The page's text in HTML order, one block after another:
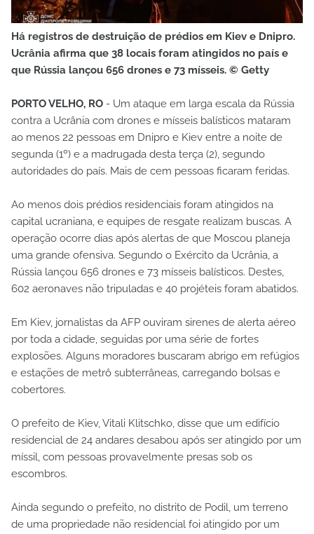
Há registros de destruição de prédios em Kiev e Dnipro.
Ucrânia afirma que 38 locais foram atingidos no país e
que Rússia lançou 656 drones e 73 mísseis. © Getty
PORTO VELHO, RO - Um ataque em larga escala da Rússia
contra a Ucrânia com drones e mísseis balísticos mataram
ao menos 22 pessoas em Dnipro e Kiev entre a noite de
segunda (1º) e a madrugada desta terça (2), segundo
autoridades do país. Mais de cem pessoas ficaram feridas.
Ao menos dois prédios residenciais foram atingidos na
capital ucraniana, e equipes de resgate realizam buscas. A
operação ocorre dias após alertas de que Moscou planeja
uma grande ofensiva. Segundo o Exército da Ucrânia, a
Rússia lançou 656 drones e 73 mísseis balísticos. Destes,
602 aeronaves não tripuladas e 40 projéteis foram abatidos.
Em Kiev, jornalistas da AFP ouviram sirenes de alerta aéreo
por toda a cidade, seguidas por uma série de fortes
explosões. Alguns moradores buscaram abrigo em refúgios
e estações de metrô subterrâneas, carregando bolsas e
cobertores.
O prefeito de Kiev, Vitali Klitschko, disse que um edifício
residencial de 24 andares desabou após ser atingido por um
míssil, com pessoas provavelmente presas sob os
escombros.
Ainda segundo o prefeito, no distrito de Podil, um terreno
de uma propriedade não residencial foi atingido por um